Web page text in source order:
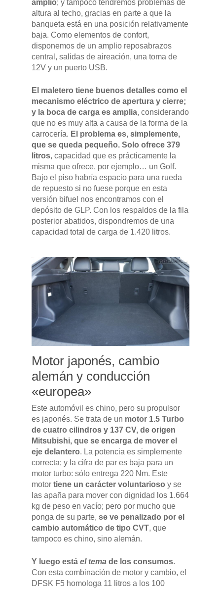
amplio; y tampoco tendremos problemas de
altura al techo, gracias en parte a que la
banqueta está en una posición relativamente
baja. Como elementos de confort,
disponemos de un amplio reposabrazos
central, salidas de aireación, una toma de
12V y un puerto USB.
El maletero tiene buenos detalles como el
mecanismo eléctrico de apertura y cierre;
y la boca de carga es amplia, considerando
que no es muy alta a causa de la forma de la
carrocería. El problema es, simplemente,
que se queda pequeño. Solo ofrece 379
litros, capacidad que es prácticamente la
misma que ofrece, por ejemplo… un Golf.
Bajo el piso habría espacio para una rueda
de repuesto si no fuese porque en esta
versión bifuel nos encontramos con el
depósito de GLP. Con los respaldos de la fila
posterior abatidos, dispondremos de una
capacidad total de carga de 1.420 litros.
Motor japonés, cambio
alemán y conducción
«europea»
Este automóvil es chino, pero su propulsor
es japonés. Se trata de un motor 1.5 Turbo
de cuatro cilindros y 137 CV, de origen
Mitsubishi, que se encarga de mover el
eje delantero. La potencia es simplemente
correcta; y la cifra de par es baja para un
motor turbo: sólo entrega 220 Nm. Este
motor tiene un carácter voluntarioso y se
las apaña para mover con dignidad los 1.664
kg de peso en vacío; pero por mucho que
ponga de su parte, se ve penalizado por el
cambio automático de tipo CVT, que
tampoco es chino, sino alemán.
Y luego está el tema de los consumos.
Con esta combinación de motor y cambio, el
DFSK F5 homologa 11 litros a los 100
GAMA
DFSK E5
DFSK 600
RENTING
POSTVENTA
Garantías
Mantenimiento
Manuales y catálogos
Accesorios
BLOG
CONTACTO